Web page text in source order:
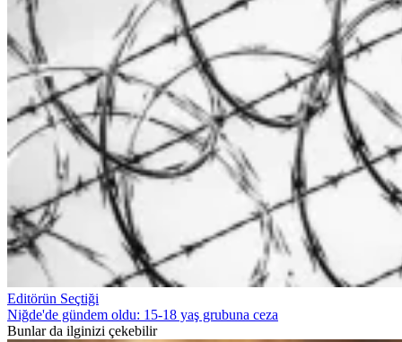
Editörün Seçtiği
Niğde'de gündem oldu: 15-18 yaş grubuna ceza
Bunlar da ilginizi çekebilir